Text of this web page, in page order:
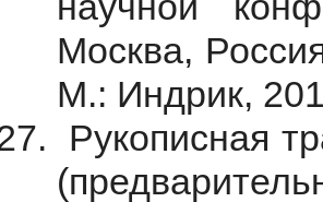
Москва,
М.: Индрик,
Рукописная